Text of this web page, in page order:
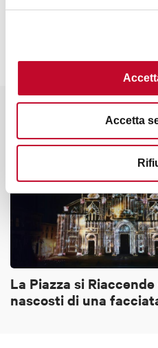
Accetta
Potrebbe
La Piazza si
nascosti di una